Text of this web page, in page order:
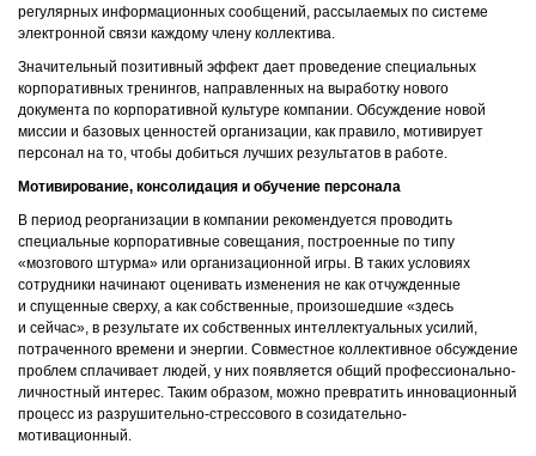
регулярных информационных сообщений, рассылаемых по системе
электронной связи каждому члену коллектива.
Значительный позитивный эффект дает проведение специальных
корпоративных тренингов, направленных на выработку нового
документа по корпоративной культуре компании. Обсуждение новой
миссии и базовых ценностей организации, как правило, мотивирует
персонал на то, чтобы добиться лучших результатов в работе.
Мотивирование, консолидация и обучение персонала
В период реорганизации в компании рекомендуется проводить
специальные корпоративные совещания, построенные по типу
«мозгового штурма» или организационной игры. В таких условиях
сотрудники начинают оценивать изменения не как отчужденные
и спущенные сверху, а как собственные, произошедшие «здесь
и сейчас», в результате их собственных интеллектуальных усилий,
потраченного времени и энергии. Совместное коллективное обсуждение
проблем сплачивает людей, у них появляется общий профессионально-
личностный интерес. Таким образом, можно превратить инновационный
процесс из разрушительно-стрессового в созидательно-
мотивационный.